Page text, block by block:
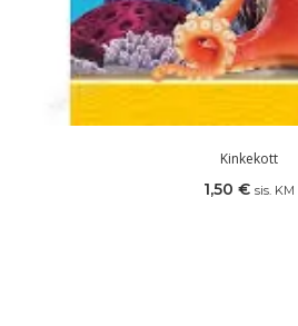
Kinkekott
1,50 € sis. KM